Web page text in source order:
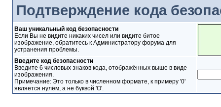
Подтверждение кода
Ваш уникальный код безопасности
Если Вы не видите никаких чисел или видите битое
изображение, обратитесь к Администратору форума для
устранения проблемы.
Введите код безопасности
Введите 6 числовых знаков кода, отображённых выше в виде
изображения.
Примечание: Это только в численном формате, к примеру '0'
является нулём, а не буквой 'O'.